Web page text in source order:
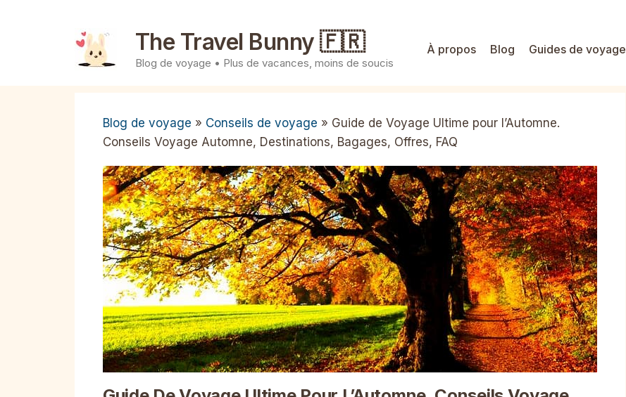
The Travel Bunny 🇫🇷
Blog de voyage • Plus de vacances, moins de soucis
À propos Blog Guides de voyage
Blog de voyage » Conseils de voyage » Guide de Voyage Ultime pour l’Automne.
Conseils Voyage Automne, Destinations, Bagages, Offres, FAQ